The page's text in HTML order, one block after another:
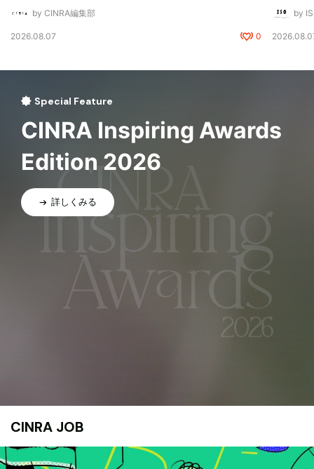
by CINRA編集部
2026.08.07 0
by
Special Feature
CINRA Inspiring Awards
Edition 2026
詳しくみる
CINRA JOB